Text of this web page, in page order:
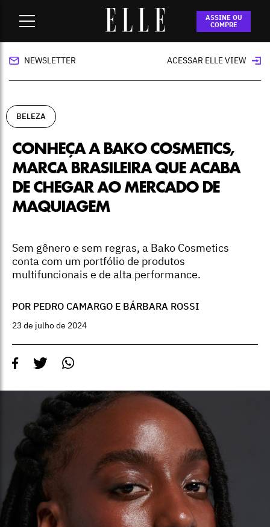
ASSINE OU
COMPRE
Conheça a Bako Cosmetics, marca brasileira
que acaba de chegar ao mercado de maquiagem
NEWSLETTER ACESSAR ELLE VIEW
BELEZA
CONHEÇA A BAKO COSMETICS,
MARCA BRASILEIRA QUE ACABA
DE CHEGAR AO MERCADO DE
MAQUIAGEM
Sem gênero e sem regras, a Bako Cosmetics
conta com um portfólio de produtos
multifuncionais e de alta performance.
POR PEDRO CAMARGO E BÁRBARA ROSSI
23 de julho de 2024